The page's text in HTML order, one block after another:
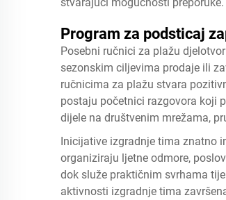
Program za podsticaj
Posebni ručnici za plažu
sezonskim ciljevima prodaje ili
ručnicima za plažu stvara
postaju početnici razgovora koji
dijele na društvenim mrežama,
Inicijative izgradnje tima znatno
organiziraju ljetne odmore,
dok služe praktičnim svrhama
aktivnosti izgradnje tima